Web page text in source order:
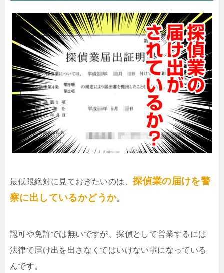
最低限絶対に見ておきたいのは、 探偵業の届けを警
察に出しているかどうか。
認可や免許では無いですが、探偵として営業するには
法律で届け出を出さなくてはいけない事になっている
んです。